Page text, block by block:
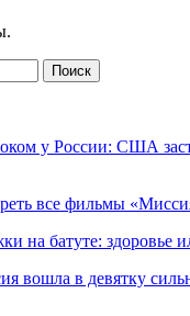
у России: США
все фильмы
на батуте: здоровье
вошла в девятку